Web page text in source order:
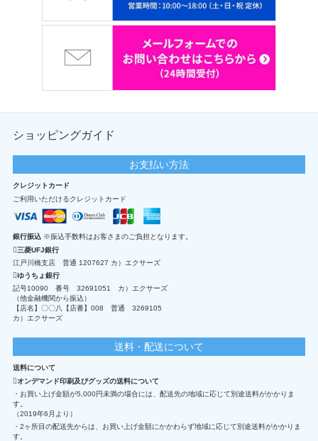
ショッピングガイド
お支払い方法
クレジットカード
ご利用いただけるクレジットカード
銀行振込 ※振込手数料はお客さまのご負担となります。
三菱UFJ銀行
江戸川橋支店 普通 1207627 カ）エクサーズ
ゆうちょ銀行
記号10090 番号 32691051 カ）エクサーズ
（他金融機関から振込）
【店名】〇〇八【店番】008 普通 3269105
カ）エクサーズ
送料・配送について
送料について
オンデマンド印刷及びグッズの送料について
・お買い上げ金額が5,000円未満の場合には、配送先の地域に応じて別途送料がかかりま
す。
（2019年6月より）
・2ヶ所目の配送先からは、お買い上げ金額にかかわらず地域に応じて別途送料がかかりま
す。